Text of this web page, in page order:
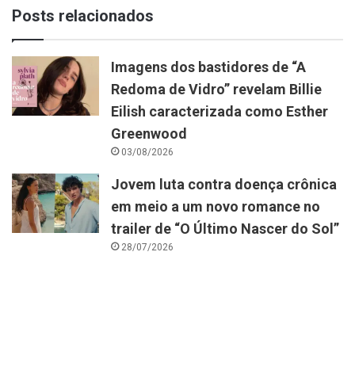
Posts relacionados
Imagens dos bastidores de “A
Redoma de Vidro” revelam Billie
Eilish caracterizada como Esther
Greenwood
03/08/2026
Jovem luta contra doença crônica
em meio a um novo romance no
trailer de “O Último Nascer do Sol”
28/07/2026